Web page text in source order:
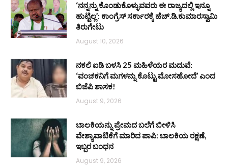
‘ನನ್ನನ್ನು ಕೊಂಡುಕೊಳ್ಳುವವರು ಈ ರಾಜ್ಯದಲ್ಲಿ ಇನ್ನೂ
ಹುಟ್ಟಿಲ್ಲ’: ಕಾಂಗ್ರೆಸ್ ಸರ್ಕಾರಕ್ಕೆ ಹೆಚ್.ಡಿ.ಕುಮಾರಸ್ವಾಮಿ
ತಿರುಗೇಟು
August 10, 2026
ನಕಲಿ ಐಡಿ ಬಳಸಿ 25 ಮಹಿಳೆಯರ ಮದುವೆ:
‘ವಂಚಕನಿಗೆ ಮಗಳನ್ನು ಕೊಟ್ಟು ಮೋಸಹೋದೆ’ ಎಂದ
ಬಿಜೆಪಿ ಶಾಸಕ!
August 9, 2026
ಬಾಲಕಿಯನ್ನು ಪ್ರೇಮದ ಬಲೆಗೆ ಬೀಳಿಸಿ
ವೇಶ್ಯಾವಾಟಿಕೆಗೆ ಮಾರಿದ ಪಾಪಿ: ಬಾಲಕಿಯ ರಕ್ಷಣೆ,
ಇಬ್ಬರ ಬಂಧನ
August 9, 2026